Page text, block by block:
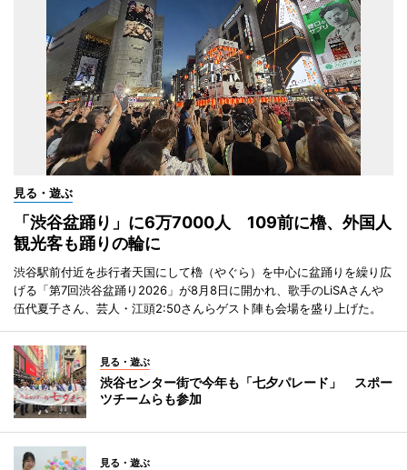
見る・遊ぶ
「渋谷盆踊り」に6万7000人 109前に櫓、外国人
観光客も踊りの輪に
渋谷駅前付近を歩行者天国にして櫓（やぐら）を中心に盆踊りを繰り広
げる「第7回渋谷盆踊り2026」が8月8日に開かれ、歌手のLiSAさんや
伍代夏子さん、芸人・江頭2:50さんらゲスト陣も会場を盛り上げた。
見る・遊ぶ
渋谷センター街で今年も「七夕パレード」 スポー
ツチームらも参加
見る・遊ぶ